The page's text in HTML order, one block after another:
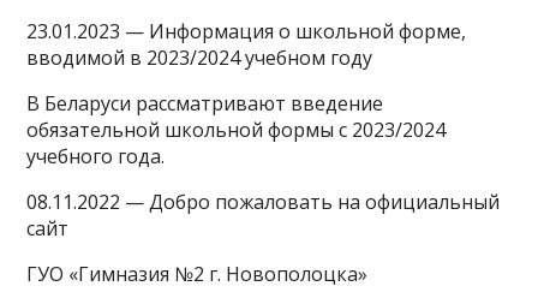
23.01.2023 — Информация о школьной форме,
вводимой в 2023/2024 учебном году
В Беларуси рассматривают введение
обязательной школьной формы с 2023/2024
учебного года.
08.11.2022 — Добро пожаловать на официальный
сайт
ГУО «Гимназия №2 г. Новополоцка»